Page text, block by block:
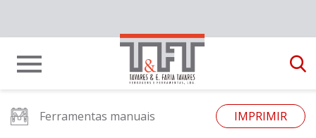
Ferramentas manuais IMPRIMIR